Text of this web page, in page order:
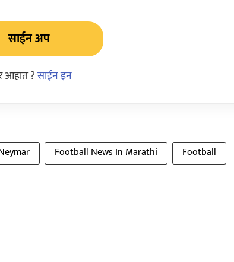
साईन अप
आहात ?साईन इन
Football News In Marathi Football